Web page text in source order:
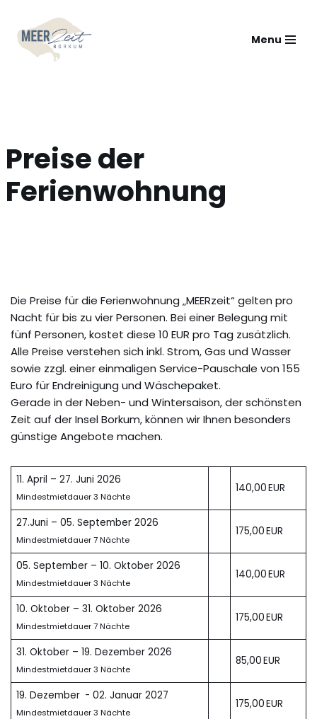
Zum
Inhalt
Menu
Preise der
Ferienwohnung
Die Preise für die Ferienwohnung „MEERzeit“ gelten pro
Nacht für bis zu vier Personen. Bei einer Belegung mit
fünf Personen, kostet diese 10 EUR pro Tag zusätzlich.
Alle Preise verstehen sich inkl. Strom, Gas und Wasser
sowie zzgl. einer einmaligen Service-Pauschale von 155
Euro für Endreinigung und Wäschepaket.
Gerade in der Neben- und Wintersaison, der schönsten
Zeit auf der Insel Borkum, können wir Ihnen besonders
günstige Angebote machen.
11. April – 27. Juni 2026
Mindestmietdauer 3 Nächte
140,00 EUR
27.Juni – 05. September 2026
Mindestmietdauer 7 Nächte
175,00 EUR
05. September – 10. Oktober 2026
Mindestmietdauer 3 Nächte
140,00 EUR
10. Oktober – 31. Oktober 2026
Mindestmietdauer 7 Nächte
175,00 EUR
31. Oktober – 19. Dezember 2026
Mindestmietdauer 3 Nächte
85,00 EUR
19. Dezember - 02. Januar 2027
Mindestmietdauer 3 Nächte
175,00 EUR